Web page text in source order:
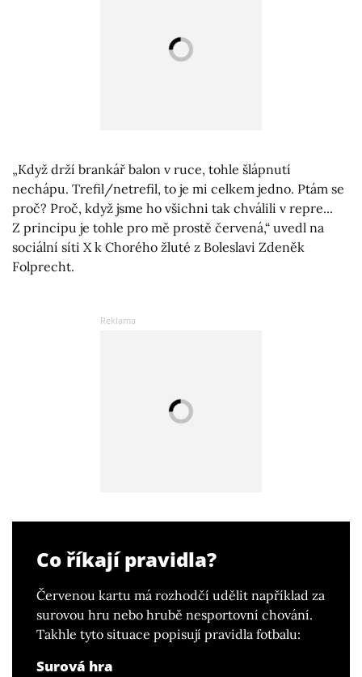
„Když drží brankář balon v ruce, tohle šlápnutí
nechápu. Trefil/netrefil, to je mi celkem jedno. Ptám se
proč? Proč, když jsme ho všichni tak chválili v repre...
Z principu je tohle pro mě prostě červená,“ uvedl na
sociální síti X k Chorého žluté z Boleslavi Zdeněk
Folprecht.
Co říkají pravidla?
Červenou kartu má rozhodčí udělit například za
surovou hru nebo hrubě nesportovní chování.
Takhle tyto situace popisují pravidla fotbalu:
Surová hra